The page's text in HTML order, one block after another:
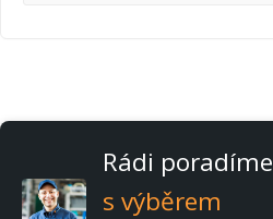
Rádi poradíme
s výběrem